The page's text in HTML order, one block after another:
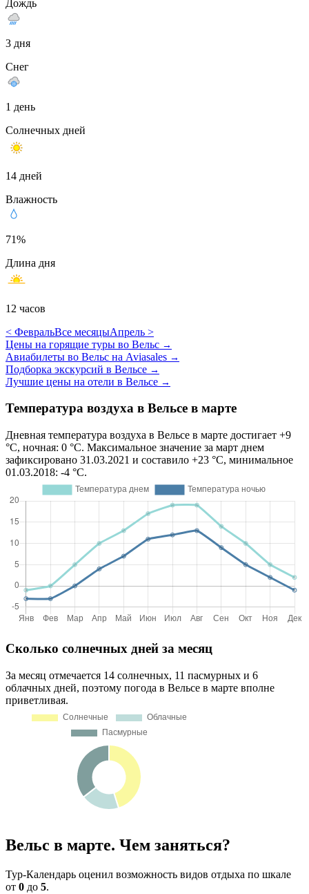
Дождь
3 дня
Снег
1 день
Солнечных дней
14 дней
Влажность
71%
Длина дня
12 часов
< ФевральВсе месяцыАпрель >
Цены на горящие туры во Вельс →
Авиабилеты во Вельс на Aviasales →
Подборка экскурсий в Вельсе →
Лучшие цены на отели в Вельсе →
Температура воздуха в Вельсе в марте
Дневная температура воздуха в Вельсе в марте достигает +9
°C, ночная: 0 °C. Максимальное значение за март днем
зафиксировано 31.03.2021 и составило +23 °C, минимальное
01.03.2018: -4 °C.
Сколько солнечных дней за месяц
За месяц отмечается 14 солнечных, 11 пасмурных и 6
облачных дней, поэтому погода в Вельсе в марте вполне
приветливая.
Вельс в марте. Чем заняться?
Тур-Календарь оценил возможность видов отдыха по шкале
от 0 до 5.